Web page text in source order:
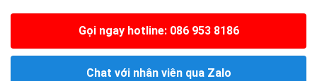
Gọi ngay hotline: 086 953 8186
Chat với nhân viên qua Zalo